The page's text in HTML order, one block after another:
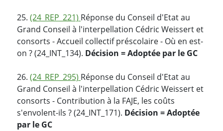
25. (24_REP_221) Réponse du Conseil d'Etat au
Grand Conseil à l'interpellation Cédric Weissert et
consorts - Accueil collectif préscolaire - Où en est-
on ? (24_INT_134). Décision = Adoptée par le GC
26. (24_REP_295) Réponse du Conseil d'Etat au
Grand Conseil à l'interpellation Cédric Weissert et
consorts - Contribution à la FAJE, les coûts
s'envolent-ils ? (24_INT_171). Décision = Adoptée
par le GC